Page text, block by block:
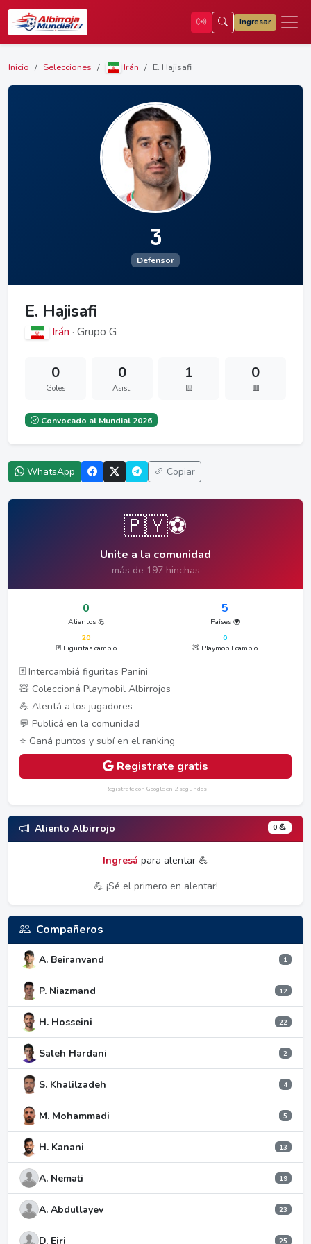
Ingresar
Inicio Selecciones Irán E. Hajisafi
3
Defensor
E. Hajisafi
Irán · Grupo G
0
Goles
0
Asist.
1
🟨
0
🟥
Convocado al Mundial 2026
WhatsApp Copiar
🇵🇾⚽
Unite a la comunidad
más de 197 hinchas
0
Alientos 💪
5
Países 🌍
20
🃏 Figuritas cambio
0
🧸 Playmobil cambio
🃏 Intercambiá figuritas Panini
🧸 Coleccioná Playmobil Albirrojos
💪 Alentá a los jugadores
💬 Publicá en la comunidad
⭐ Ganá puntos y subí en el ranking
Registrate gratis
Registrate con Google en 2 segundos
Aliento Albirrojo 0 💪
Ingresá para alentar 💪
💪 ¡Sé el primero en alentar!
Compañeros
A. Beiranvand 1
P. Niazmand 12
H. Hosseini 22
Saleh Hardani 2
S. Khalilzadeh 4
M. Mohammadi 5
H. Kanani 13
A. Nemati 19
A. Abdullayev 23
D. Eiri 25